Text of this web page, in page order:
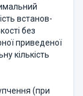
встанов­
без
приведеної
кількість
(при